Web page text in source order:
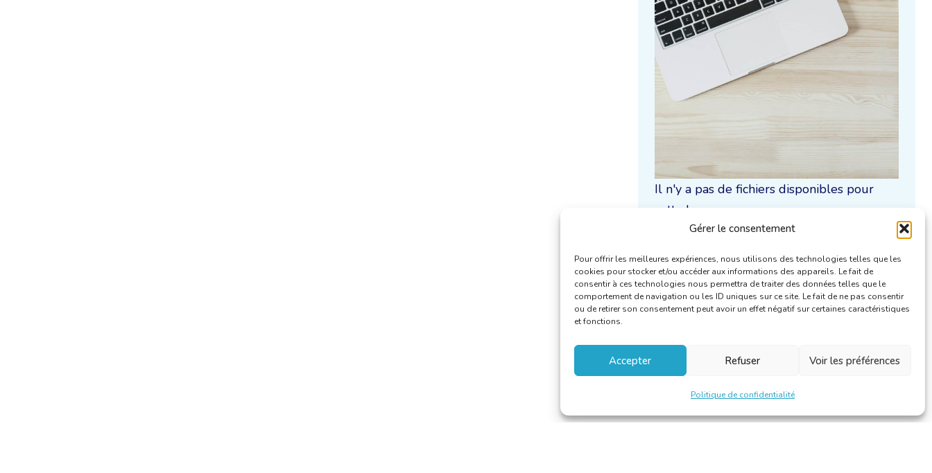
Gérer le consentement
Pour offrir les meilleures expériences, nous utilisons des technologies telles que les
cookies pour stocker et/ou accéder aux informations des appareils. Le fait de
consentir à ces technologies nous permettra de traiter des données telles que le
comportement de navigation ou les ID uniques sur ce site. Le fait de ne pas consentir
ou de retirer son consentement peut avoir un effet négatif sur certaines caractéristiques
et fonctions.
Accepter Refuser Voir les préférences
Politique de confidentialité
Il n'y a pas de fichiers disponibles pour
cette langue.
Uniquement / aussi disponible en :